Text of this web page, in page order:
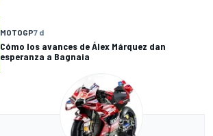
MOTOGP7 d
Cómo los avances de Álex Márquez dan
esperanza a Bagnaia